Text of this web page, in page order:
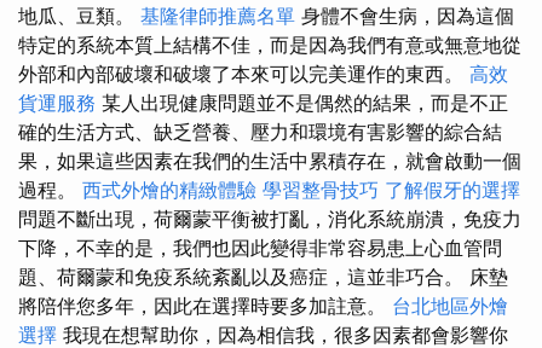
地瓜、豆類。 基隆律師推薦名單 身體不會生病，因為這個
特定的系統本質上結構不佳，而是因為我們有意或無意地從
外部和內部破壞和破壞了本來可以完美運作的東西。 高效
貨運服務 某人出現健康問題並不是偶然的結果，而是不正
確的生活方式、缺乏營養、壓力和環境有害影響的綜合結
果，如果這些因素在我們的生活中累積存在，就會啟動一個
過程。 西式外燴的精緻體驗 學習整骨技巧 了解假牙的選擇
問題不斷出現，荷爾蒙平衡被打亂，消化系統崩潰，免疫力
下降，不幸的是，我們也因此變得非常容易患上心血管問
題、荷爾蒙和免疫系統紊亂以及癌症，這並非巧合。 床墊
將陪伴您多年，因此在選擇時要多加註意。 台北地區外燴
選擇 我現在想幫助你，因為相信我，很多因素都會影響你